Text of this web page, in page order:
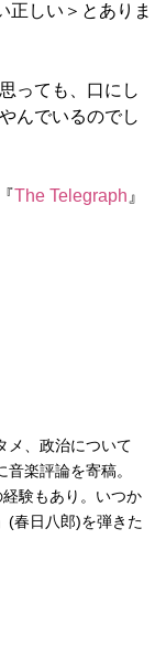
正しい＞とありま
っても、口にし
んでいるのでし
The Telegraph』
メ、政治について
楽評論を寄稿。
経験もあり。いつか
(春日八郎)を弾きた